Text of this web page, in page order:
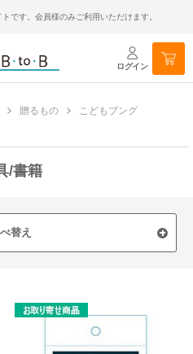
です。会員様のみご利用いただけます。
ログイン
贈るもの
こどもブング
/書籍
替え